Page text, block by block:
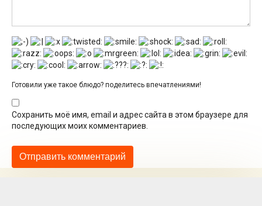
Готовили уже такое блюдо? поделитесь впечатлениями!
Сохранить моё имя, email и адрес сайта в этом браузере для
последующих моих комментариев.